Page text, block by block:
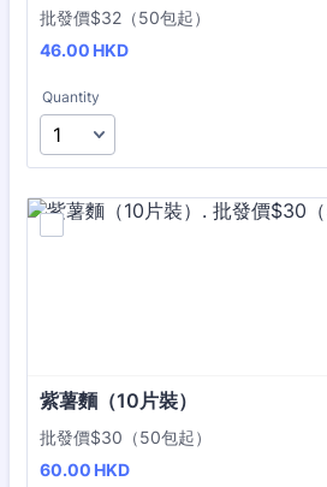
批發價$32（50包起）
46.00 HKD
46.00 HKD
Quantity
紫薯麵（10片裝）
批發價$30（50包起）
60.00 HKD
60.00 HKD